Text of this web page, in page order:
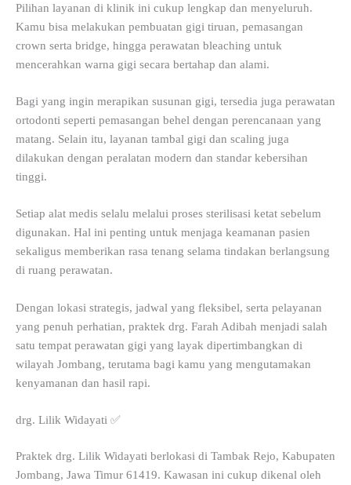
Pilihan layanan di klinik ini cukup lengkap dan menyeluruh.
Kamu bisa melakukan pembuatan gigi tiruan, pemasangan
crown serta bridge, hingga perawatan bleaching untuk
mencerahkan warna gigi secara bertahap dan alami.
Bagi yang ingin merapikan susunan gigi, tersedia juga perawatan
ortodonti seperti pemasangan behel dengan perencanaan yang
matang. Selain itu, layanan tambal gigi dan scaling juga
dilakukan dengan peralatan modern dan standar kebersihan
tinggi.
Setiap alat medis selalu melalui proses sterilisasi ketat sebelum
digunakan. Hal ini penting untuk menjaga keamanan pasien
sekaligus memberikan rasa tenang selama tindakan berlangsung
di ruang perawatan.
Dengan lokasi strategis, jadwal yang fleksibel, serta pelayanan
yang penuh perhatian, praktek drg. Farah Adibah menjadi salah
satu tempat perawatan gigi yang layak dipertimbangkan di
wilayah Jombang, terutama bagi kamu yang mengutamakan
kenyamanan dan hasil rapi.
drg. Lilik Widayati ✅
Praktek drg. Lilik Widayati berlokasi di Tambak Rejo, Kabupaten
Jombang, Jawa Timur 61419. Kawasan ini cukup dikenal oleh